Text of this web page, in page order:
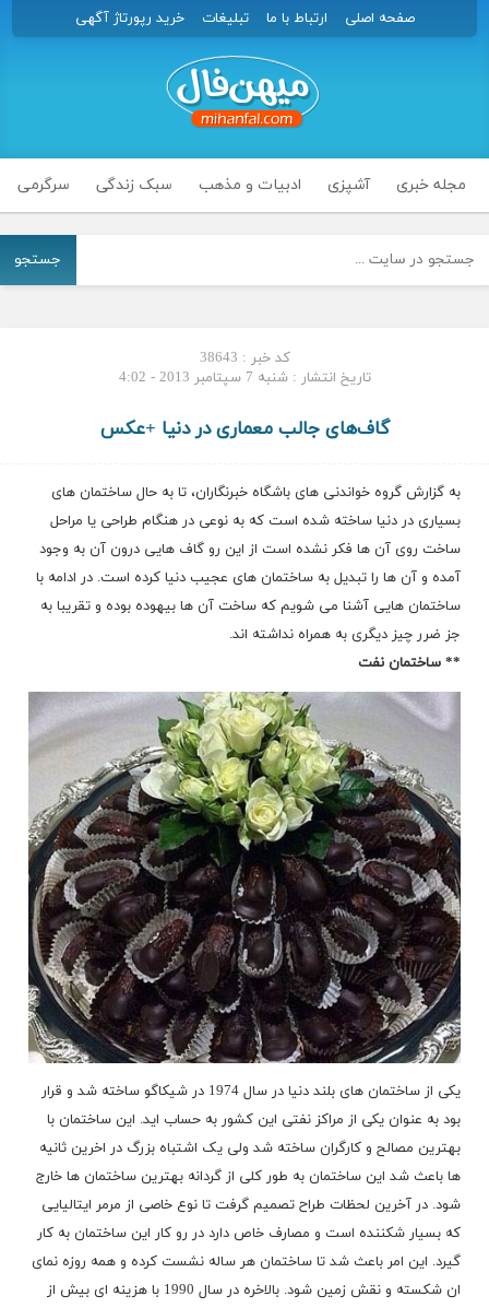
صفحه اصلی ارتباط با ما تبلیغات خرید رپورتاژ آگهی
مجله خبری آشپزی ادبیات و مذهب سبک زندگی سرگرمی
جستجو
کد خبر : 38643
تاریخ انتشار : شنبه 7 سپتامبر 2013 - 4:02
گاف‌های جالب معماری در دنیا +عکس
به گزارش گروه خواندنی های باشگاه خبرنگاران، تا به حال ساختمان های
بسیاری در دنیا ساخته شده است که به نوعی در هنگام طراحی یا مراحل
ساخت روی آن ها فکر نشده است از این رو گاف هایی درون آن به وجود
آمده و آن ها را تبدیل به ساختمان های عجیب دنیا کرده است. در ادامه با
ساختمان هایی آشنا می شویم که ساخت آن ها بیهوده بوده و تقریبا به
جز ضرر چیز دیگری به همراه نداشته اند.
** ساختمان نفت
یکی از ساختمان های بلند دنیا در سال 1974 در شیکاگو ساخته شد و قرار
بود به عنوان یکی از مراکز نفتی این کشور به حساب اید. این ساختمان با
بهترین مصالح و کارگران ساخته شد ولی یک اشتباه بزرگ در اخرین ثانیه
ها باعث شد این ساختمان به طور کلی از گردانه بهترین ساختمان ها خارج
شود. در آخرین لحظات طراح تصمیم گرفت تا نوع خاصی از مرمر ایتالیایی
که بسیار شکننده است و مصارف خاص دارد در رو کار این ساختمان به کار
گیرد. این امر باعث شد تا ساختمان هر ساله نشست کرده و همه روزه نمای
ان شکسته و نقش زمین شود. بالاخره در سال 1990 با هزینه ای بیش از